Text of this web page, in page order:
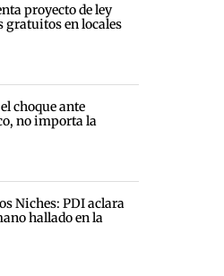
proyecto de ley
gratuitos en locales
choque ante
no importa la
Niches: PDI aclara
hallado en la